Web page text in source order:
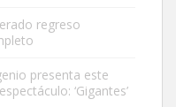
hace menos de un mes,
regreso
presenta este
‘Gigantes’